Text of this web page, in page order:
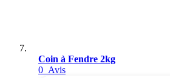
Coin à Fendre 2kg
0 Avis